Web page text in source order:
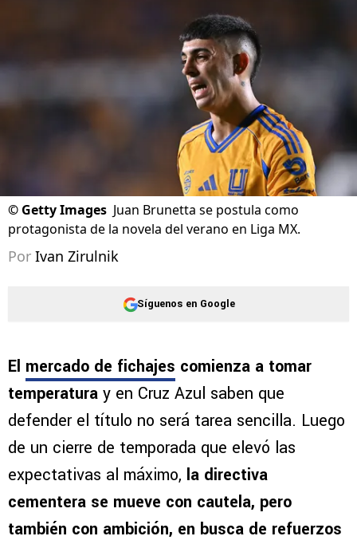
© Getty Images Juan Brunetta se postula como
protagonista de la novela del verano en Liga MX.
Por Ivan Zirulnik
Síguenos en Google
El mercado de fichajes comienza a tomar
temperatura y en Cruz Azul saben que
defender el título no será tarea sencilla. Luego
de un cierre de temporada que elevó las
expectativas al máximo, la directiva
cementera se mueve con cautela, pero
también con ambición, en busca de refuerzos